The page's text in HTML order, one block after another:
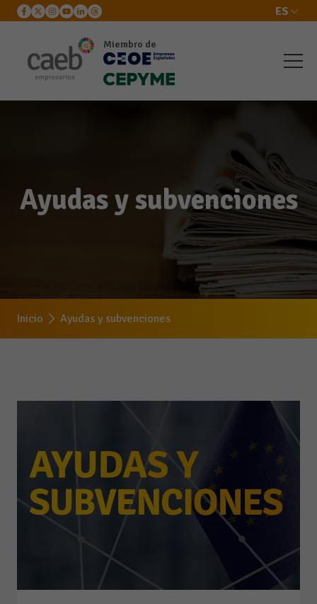
ES
Miembro de
Ayudas y subvenciones
Inicio Ayudas y subvenciones